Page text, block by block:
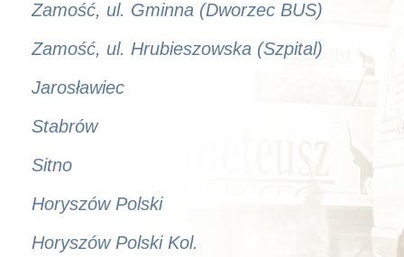
Zamość, ul. Gminna (Dworzec BUS)
Zamość, ul. Hrubieszowska (Szpital)
Jarosławiec
Stabrów
Sitno
Horyszów Polski
Horyszów Polski Kol.